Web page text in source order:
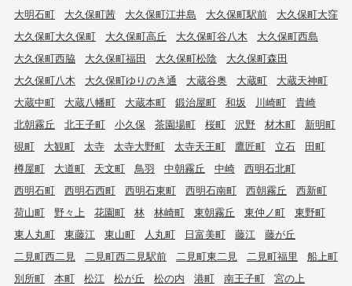
大明石町
大久保町茜 大久保町江井島 大久保町駅前
大久保町大窪
大久保町大久保町
大久保町高丘 大久保町谷八木
大久保町西島
大久保町西脇
大久保町福田 大久保町松陰
大久保町森田
大久保町八木
大久保町ゆりのき通 大蔵谷奥 大蔵町
大蔵天神町
大蔵中町
大蔵八幡町 大蔵本町 鍛治屋町 和坂 川崎町
貴崎
北朝霧丘
北王子町 小久保 茶園場町 桜町 沢野 材木町
新明町
硯町
大観町 太寺 太寺大野町 太寺天王町 鷹匠町 立石
田町
樽屋町
大道町 天文町 鳥羽 中朝霧丘 中崎
西明石北町
西明石町
西明石西町 西明石東町 西明石南町 西朝霧丘
西新町
荷山町
野々上 花園町 林 林崎町 東朝霧丘 東仲ノ町
東野町
東人丸町
東藤江 東山町 人丸町 日富美町 藤江
藤が丘
二見町西二見
二見町西二見駅前 二見町東二見 二見町福里
船上町
別所町
本町 松江 松が丘 松の内 港町 南王子町
宮の上